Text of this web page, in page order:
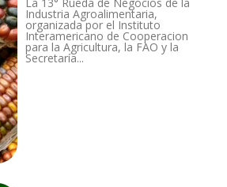
Industria Agroalimentaria,
organizada por el Instituto
Interamericano de Cooperacion
para la Agricultura, la FAO y la
Secretaría...